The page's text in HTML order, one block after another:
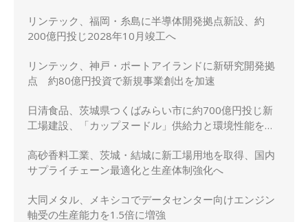
リンテック、福岡・糸島に半導体開発拠点新設、約
200億円投じ2028年10月竣工へ
リンテック、神戸・ポートアイランドに新研究開発拠
点 約80億円投資で新規事業創出を加速
日清食品、茨城県つくばみらい市に約700億円投じ新
工場建設、「カップヌードル」供給力と環境性能を強
高砂香料工業、茨城・結城に新工場用地を取得、国内
サプライチェーン最適化と生産体制強化へ
大同メタル、メキシコでデータセンター向けエンジン
軸受の生産能力を1.5倍に増強